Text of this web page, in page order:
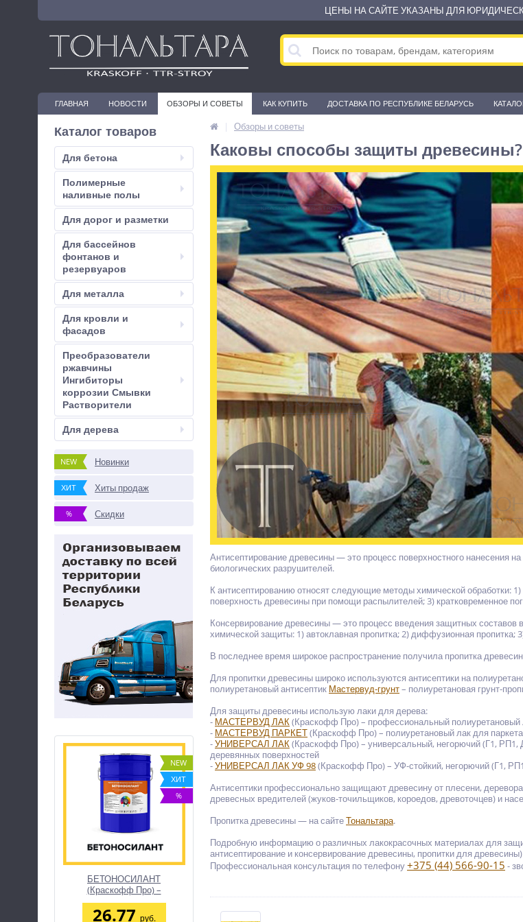
ЦЕНЫ НА САЙТЕ УКАЗАНЫ ДЛЯ
ГЛАВНАЯ НОВОСТИ ОБЗОРЫ И СОВЕТЫ КАК КУПИТЬ ДОСТАВКА ПО РЕСПУБЛИКЕ БЕЛАРУСЬ
Каталог товаров
Для бетона
Полимерные
наливные полы
Для дорог и разметки
Для бассейнов
фонтанов и
резервуаров
Для металла
Для кровли и
фасадов
Преобразователи
ржавчины
Ингибиторы
коррозии Смывки
Растворители
Для дерева
NEW Новинки
ХИТ Хиты продаж
% Скидки
NEW
ХИТ
%
БЕТОНОСИЛАНТ
(Краскофф Про) –
полиуретановый герметик
для деформационных швов
26.77 руб.
| Обзоры и советы
Каковы способы защиты древесины?
Антисептирование древесины — это процесс поверхностного нанесения
биологических разрушителей.
К антисептированию относят следующие методы химической обработки:
поверхность древесины при помощи распылителей; 3) кратковременное
Консервирование древесины — это процесс введения защитных
химической защиты: 1) автоклавная пропитка; 2) диффузионная пропитка;
В последнее время широкое распространение получила пропитка
Для пропитки древесины широко используются антисептики на
полиуретановый антисептик Мастервуд-грунт– полиуретановая грунт-
Для защиты древесины использую лаки для дерева:
- МАСТЕРВУД ЛАК(Краскофф Про) – профессиональный полиуретановый
- МАСТЕРВУД ПАРКЕТ(Краскофф Про) – полиуретановый лак для
-УНИВЕРСАЛ ЛАК(Краскофф Про) – универсальный, негорючий (Г1, РП1,
деревянных поверхностей
-УНИВЕРСАЛ ЛАК УФ 98(Краскофф Про) – УФ-стойкий, негорючий (Г1,
Антисептики профессионально защищают древесину от плесени,
древесных вредителей (жуков-точильщиков, короедов, древоточцев) и
Пропитка древесины — на сайтеТональтара.
Подробную информацию о различных лакокрасочных материалах для
антисептирование и консервирование древесины, пропитки для
Профессиональная консультация по телефону+375 (44) 566-90-15 -